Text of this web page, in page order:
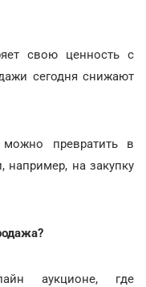
свою ценность с
сегодня снижают
превратить в
на закупку
аукционе, где